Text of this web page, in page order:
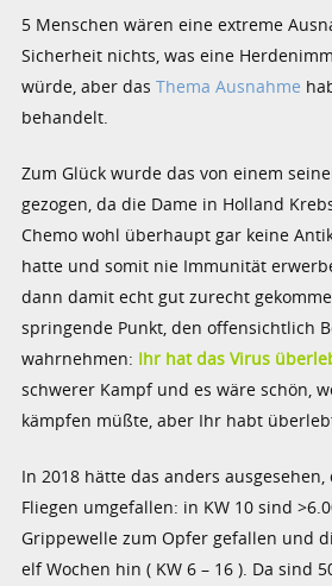
5 Menschen wären eine extreme
Sicherheit nichts, was eine
würde, aber dasThema Ausnahme
behandelt.
Zum Glück wurde das von einem
gezogen, da die Dame in Holland
Chemo wohl überhaupt gar keine
hatte und somit nie Immunität
dann damit echt gut zurecht
springende Punkt, den offensichtlich
wahrnehmen: Ihr hat das Virus
schwerer Kampf und es wäre schön,
kämpfen müßte, aber Ihr habt
In 2018 hätte das anders
Fliegen umgefallen: in KW 10 sind
Grippewelle zum Opfer gefallen und
elf Wochen hin ( KW 6 – 16 ). Da sind